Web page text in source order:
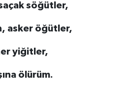
söğütler,
asker öğütler,
yiğitler,
ölürüm.